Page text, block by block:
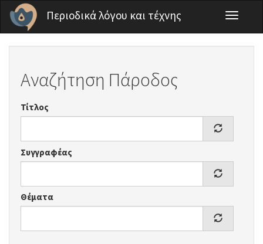
Παράκαμψη προς το κυρίως περιεχόμενο
Περιοδικά λόγου και τέχνης
Toggle
Αναζήτηση Πάροδος
Τίτλος
Συγγραφέας
Θέματα